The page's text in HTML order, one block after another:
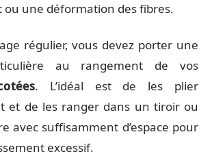
ou une déformation des fibres.
régulier, vous devez porter une
au rangement de vos
. L’idéal est de les plier
et de les ranger dans un tiroir ou
avec suffisamment d’espace pour
excessif.